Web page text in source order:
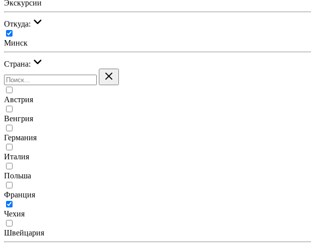
Экскурсии
Откуда:
Минск
Страна:
Австрия
Венгрия
Германия
Италия
Польша
Франция
Чехия
Швейцария